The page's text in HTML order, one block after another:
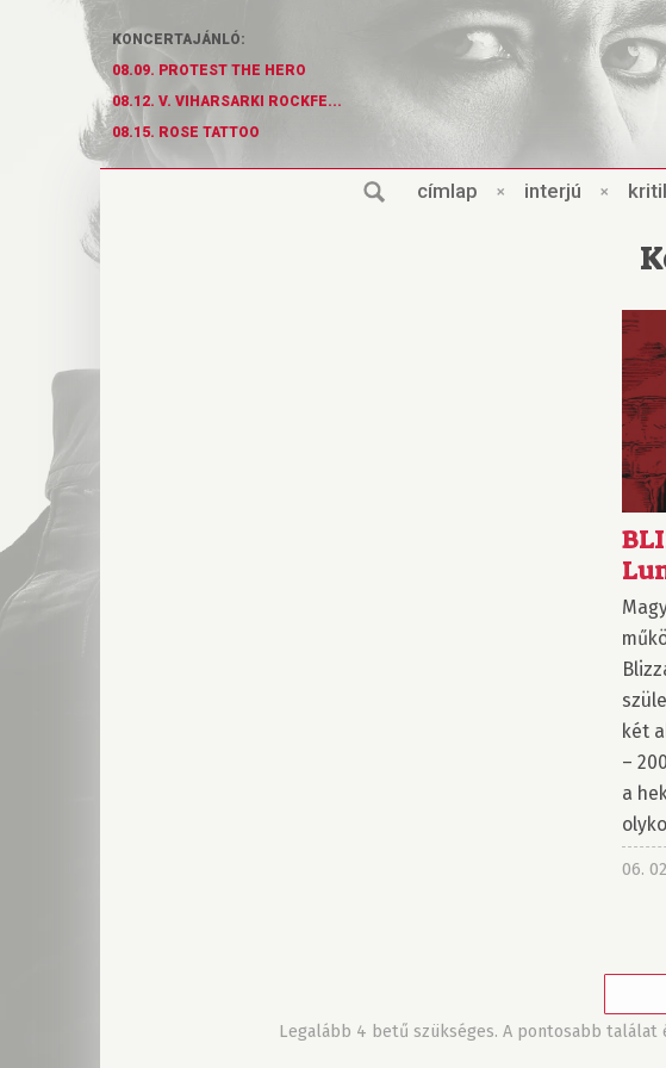
KONCERTAJÁNLÓ:
08.09. PROTEST THE HERO
08.12. V. VIHARSARKI ROCKFE...
08.15. ROSE TATTOO
címlap × interjú × krit
két
–
a
06.
Legalább 4 betű szükséges. A pontosabb